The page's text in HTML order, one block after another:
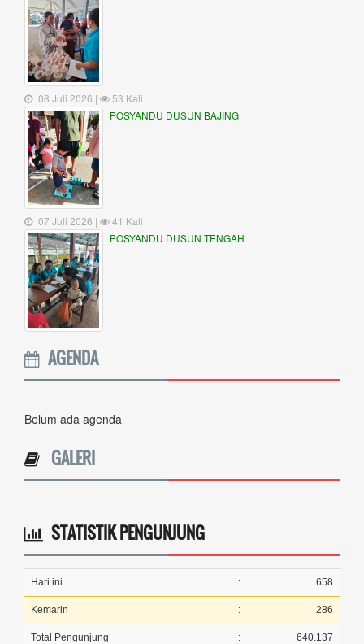
08 Juli 2026 |
53 Kali
POSYANDU DUSUN BAJING
07 Juli 2026 |
41 Kali
POSYANDU DUSUN TENGAH
AGENDA
Belum ada agenda
GALERI
STATISTIK PENGUNJUNG
Hari ini : 658
Kemarin : 286
Total Pengunjung : 640.137